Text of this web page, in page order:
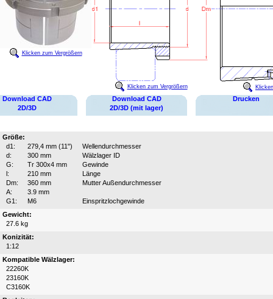
Klicken zum Vergrößern
Klicken zum Vergrößern
Download CAD
2D/3D
Download CAD
2D/3D (mit lager)
Drucken
Größe:
d1:
279,4 mm (11")
Wellendurchmesser
d:
300 mm
Wälzlager ID
G:
Tr 300x4 mm
Gewinde
l:
210 mm
Länge
Dm:
360 mm
Mutter Außendurchmesser
A:
3.9 mm
G1:
M6
Einspritzlochgewinde
Gewicht:
27.6 kg
Konizität:
1:12
Kompatible Wälzlager:
22260K
23160K
C3160K